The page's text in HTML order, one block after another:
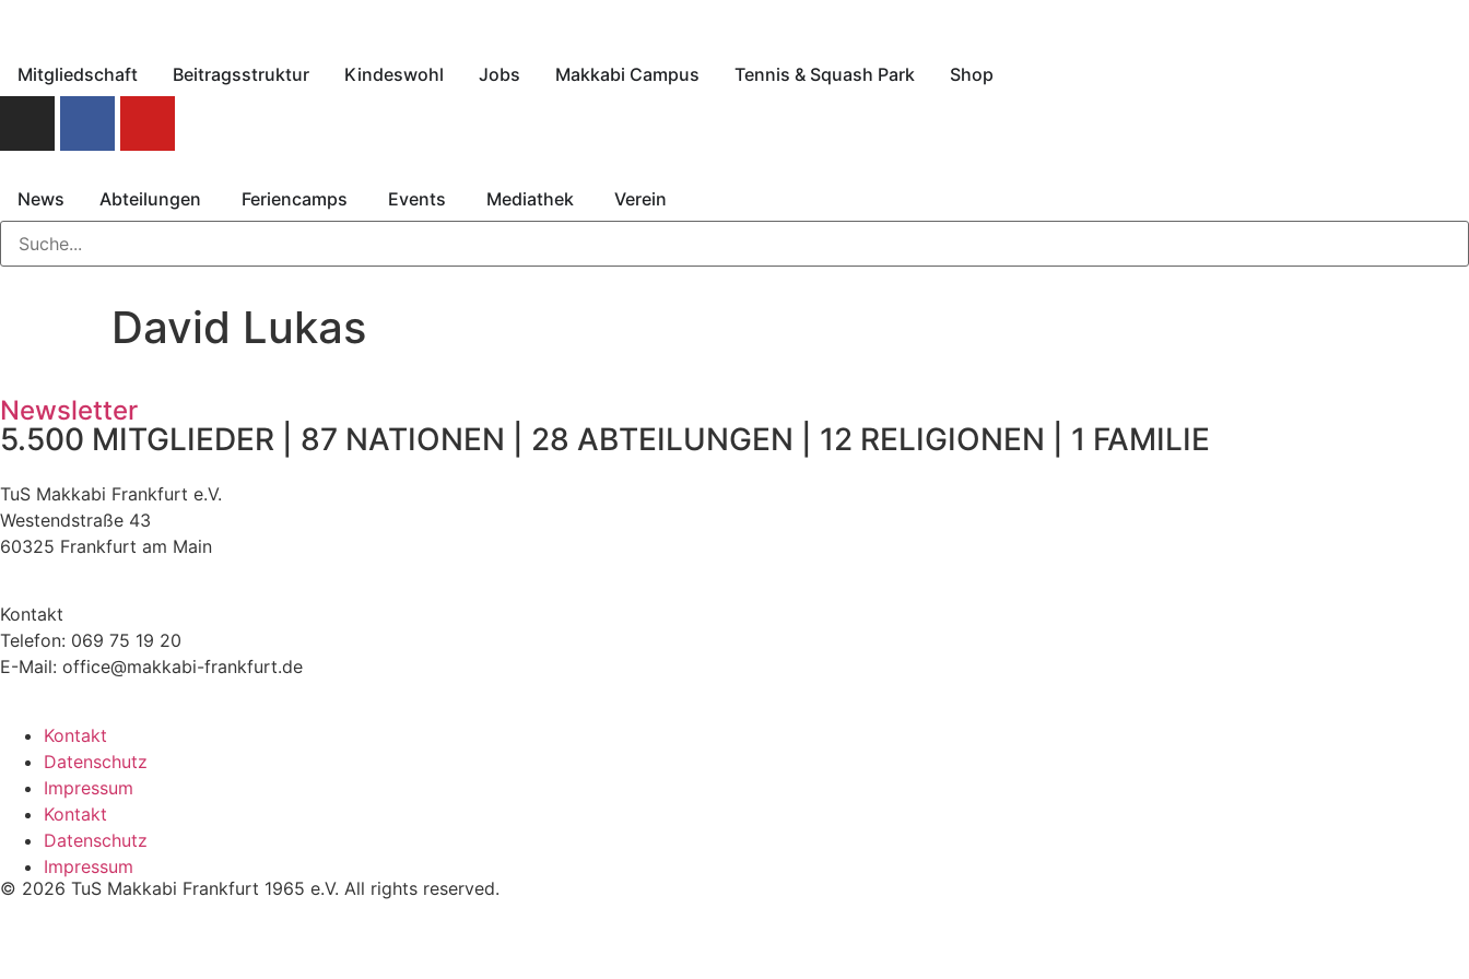
Mitgliedschaft Beitragsstruktur Kindeswohl Jobs Makkabi Campus Tennis & Squash Park Shop
News Abteilungen Feriencamps Events Mediathek Verein
David Lukas
Newsletter
5.500 MITGLIEDER | 87 NATIONEN | 28 ABTEILUNGEN | 12 RELIGIONEN | 1 FAMILIE
TuS Makkabi Frankfurt e.V.
Westendstraße 43
60325 Frankfurt am Main
Kontakt
Telefon: 069 75 19 20
E-Mail: office@makkabi-frankfurt.de
Kontakt
Datenschutz
Impressum
Kontakt
Datenschutz
Impressum
© 2026 TuS Makkabi Frankfurt 1965 e.V. All rights reserved.